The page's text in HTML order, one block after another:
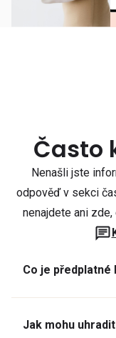
Často
Nenašli jste
odpověď v sekci
nenajdete ani
Co je předplatné
Jak mohu